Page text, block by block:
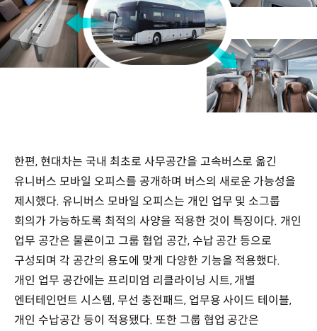
한편, 현대차는 국내 최초로 사무공간을 고속버스로 옮긴
유니버스 모바일 오피스를 공개하며 버스의 새로운 가능성을
제시했다. 유니버스 모바일 오피스는 개인 업무 및 소그룹
회의가 가능하도록 최적의 사양을 적용한 것이 특징이다. 개인
업무 공간은 물론이고 그룹 협업 공간, 수납 공간 등으로
구성되며 각 공간의 용도에 맞게 다양한 기능을 적용했다.
개인 업무 공간에는 프리미엄 리클라이닝 시트, 개별
엔터테인먼트 시스템, 무선 충전패드, 업무용 사이드 테이블,
개인 수납공간 등이 적용됐다. 또한 그룹 협업 공간은